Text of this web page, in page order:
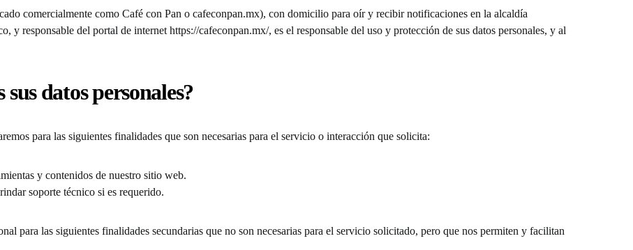
comercialmente como Café con Pan o cafeconpan.mx), con domicilio para oír y recibir notificaciones en la alcaldía
y responsable del portal de internet https://cafeconpan.mx/, es el responsable del uso y protección de sus datos personales, y al
datos personales?
para las siguientes finalidades que son necesarias para el servicio o interacción que solicita:
y contenidos de nuestro sitio web.
soporte técnico si es requerido.
para las siguientes finalidades secundarias que no son necesarias para el servicio solicitado, pero que nos permiten y facilitan